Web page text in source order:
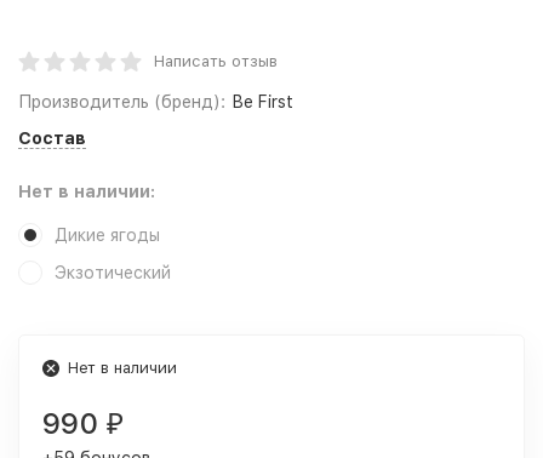
Написать отзыв
Производитель (бренд): Be First
Состав
Нет в наличии:
Дикие ягоды
Экзотический
Нет в наличии
990 ₽